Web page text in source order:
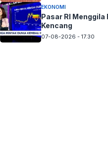
EKONOMI
Pasar RI Menggila
Kencang
07-08-2026 - 17.30